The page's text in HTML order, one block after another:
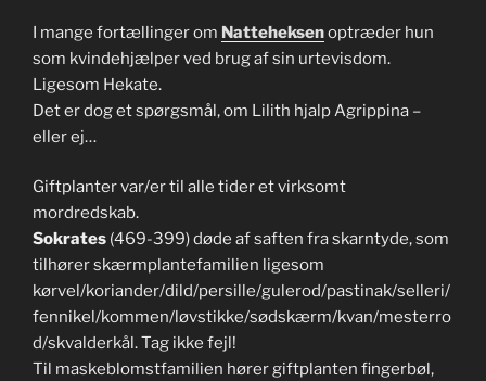
I mange fortællinger om Natteheksenoptræder hun
som kvindehjælper ved brug af sin urtevisdom.
Ligesom Hekate.
Det er dog et spørgsmål, om Lilith hjalp Agrippina –
eller ej…
Giftplanter var/er til alle tider et virksomt
mordredskab.
Sokrates (469-399) døde af saften fra skarntyde, som
tilhører skærmplantefamilien ligesom
kørvel/koriander/dild/persille/gulerod/pastinak/selleri/
fennikel/kommen/løvstikke/sødskærm/kvan/mesterro
d/skvalderkål. Tag ikke fejl!
Til maskeblomstfamilien hører giftplanten fingerbøl,